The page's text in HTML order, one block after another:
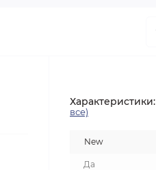
Характеристики:
все)
New
Да